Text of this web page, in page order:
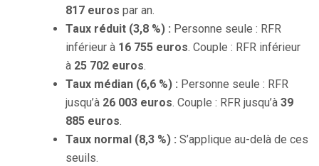
817 euros par an.
Taux réduit (3,8 %) : Personne seule : RFR
inférieur à 16 755 euros. Couple : RFR inférieur
à 25 702 euros.
Taux médian (6,6 %) : Personne seule : RFR
jusqu’à 26 003 euros. Couple : RFR jusqu’à 39
885 euros.
Taux normal (8,3 %) : S’applique au-delà de ces
seuils.